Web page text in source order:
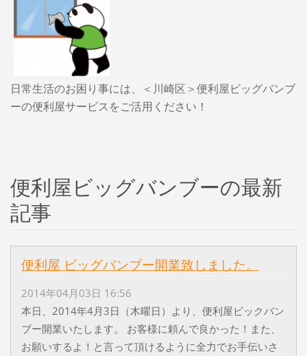
日常生活のお困り事には、＜川崎区＞便利屋ビッグバンブ
ーの便利屋サービスをご活用ください！
便利屋ビッグバンブーの最新
記事
便利屋 ビッグバンブー開業致しました。
2014年04月03日 16:56
本日、2014年4月3日（木曜日）より、便利屋ビックバン
ブー開業いたします。 お客様に頼んで良かった！また、
お願いするよ！と言って頂けるように全力でお手伝いさ